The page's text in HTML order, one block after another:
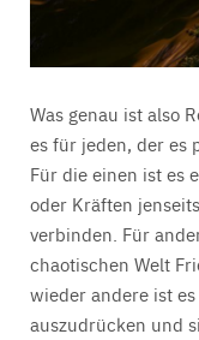
Was genau ist also
es für jeden, der es
Für die einen ist es
oder Kräften
verbinden. Für
chaotischen Welt
wieder andere ist
auszudrücken und